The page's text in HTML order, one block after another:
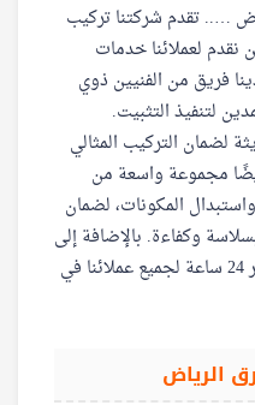
….. تقدم شركتنا تركيب
لعملائنا خدمات
فريق من الفنيين ذوي
لتنفيذ التثبيت.
لضمان التركيب المثالي
مجموعة واسعة من
المكونات، لضمان
وكفاءة. بالإضافة إلى
ذلك، نقدم خدمة طوارئ على مدار 24 ساعة لجميع عملائنا في
الرياض